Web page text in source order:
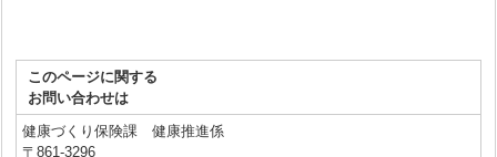
このページに関する
お問い合わせは
健康づくり保険課 健康推進係
〒861-3296